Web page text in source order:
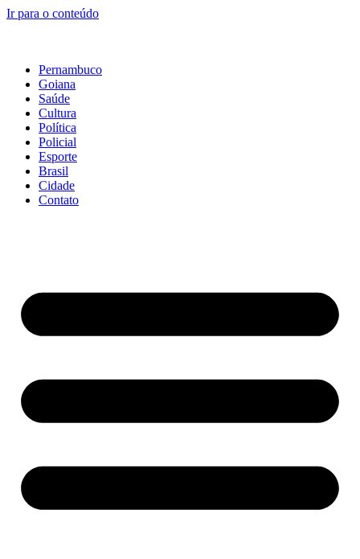
Ir para o conteúdo
Pernambuco
Goiana
Saúde
Cultura
Política
Policial
Esporte
Brasil
Cidade
Contato